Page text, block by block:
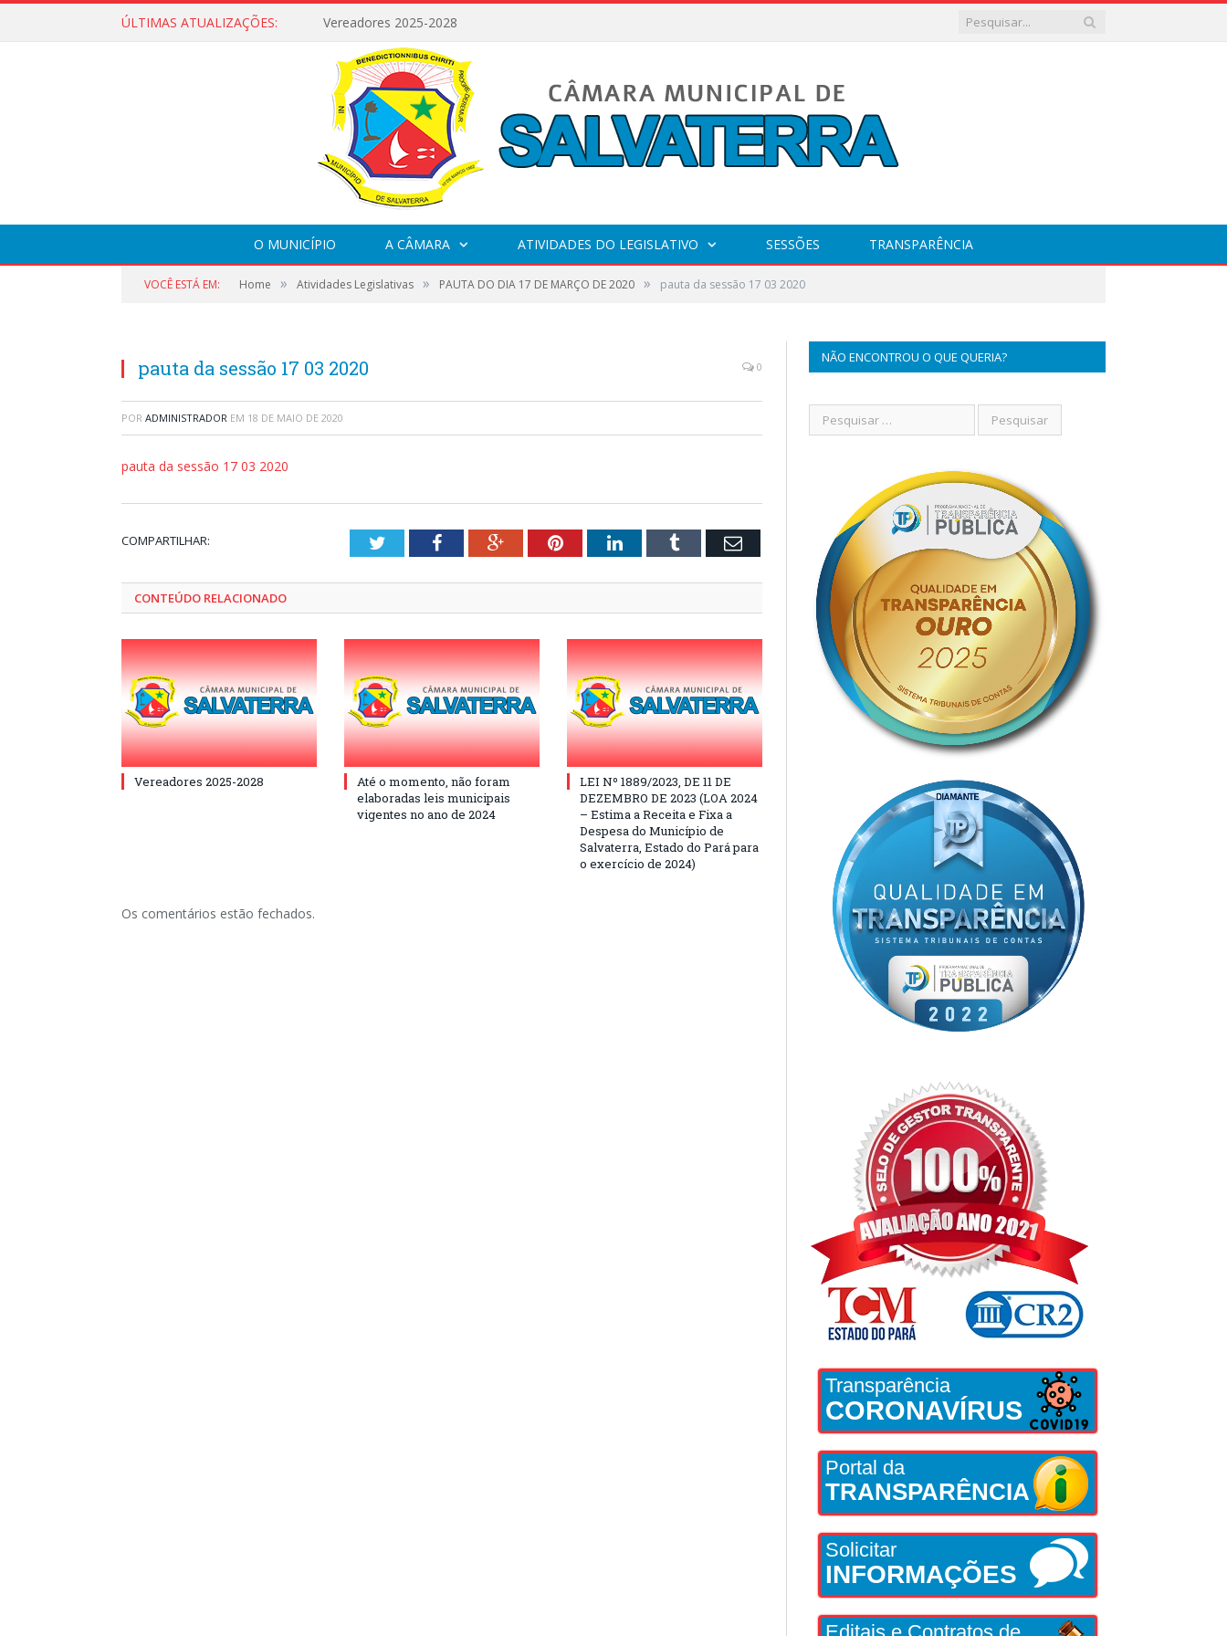
ÚLTIMAS ATUALIZAÇÕES: Vereadores 2025-2028
O MUNICÍPIO A CÂMARA ATIVIDADES DO LEGISLATIVO SESSÕES TRANSPARÊNCIA
VOCÊ ESTÁ EM: Home » Atividades Legislativas » PAUTA DO DIA 17 DE MARÇO DE 2020 » pauta da sessão 17 03 2020
pauta da sessão 17 03 2020 0
POR ADMINISTRADOR EM 18 DE MAIO DE 2020
pauta da sessão 17 03 2020
COMPARTILHAR: TwitterFacebookGoogle+PinterestLinkedInTumblr Email
CONTEÚDO RELACIONADO
Vereadores 2025-2028
Até o momento, não foram
elaboradas leis municipais
vigentes no ano de 2024
LEI Nº 1889/2023, DE 11 DE
DEZEMBRO DE 2023 (LOA 2024
– Estima a Receita e Fixa a
Despesa do Município de
Salvaterra, Estado do Pará para
o exercício de 2024)
Os comentários estão fechados.
NÃO ENCONTROU O QUE QUERIA?
Transparência
CORONAVÍRUS
Portal da
TRANSPARÊNCIA
Solicitar
INFORMAÇÕES